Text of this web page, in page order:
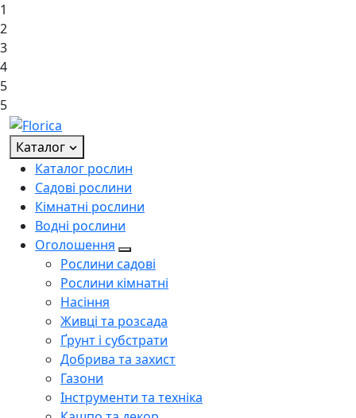
1
2
3
4
5
5
Каталог
Каталог рослин
Садові рослини
Кімнатні рослини
Водні рослини
Оголошення
Рослини садові
Рослини кімнатні
Насіння
Живці та розсада
Ґрунт і субстрати
Добрива та захист
Газони
Інструменти та техніка